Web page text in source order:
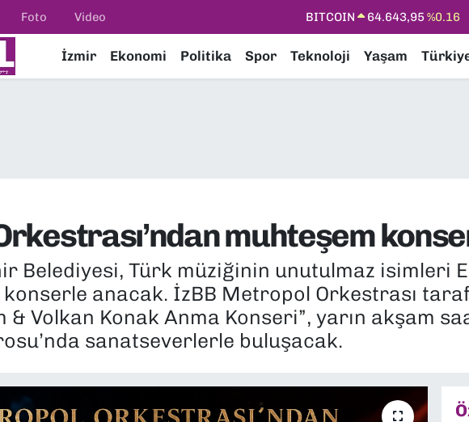
Foto Video DOLAR 47,6006%0.06
STERLİN
64,2398%0.2
İzmir Ekonomi Politika Spor Teknoloji Yaşam
muhteşem
Belediyesi, Türk müziğinin unutulmaz isimleri
konserle anacak. İzBB Metropol Orkestrası
& Volkan Konak Anma Konseri”, yarın akşam
sanatseverlerle buluşacak.